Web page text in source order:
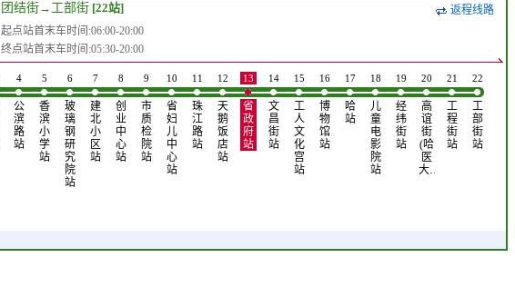
团结街→ 工部街 [22站]
返程线路
起点站首末车时间:06:00-20:00
终点站首末车时间:05:30-20:00
4
公
滨
路
站
5
香
滨
小
学
站
6
玻
璃
钢
研
究
院
站
7
建
北
小
区
站
8
创
业
中
心
站
9
市
质
检
院
站
10
省
妇
儿
中
心
站
11
珠
江
路
站
12
天
鹅
饭
店
站
13
省
政
府
站
14
文
昌
街
站
15
工
人
文
化
宫
站
16
博
物
馆
站
17
哈
站
18
儿
童
电
影
院
站
19
经
纬
街
站
20
高
谊
街
(哈
医
大…
21
工
程
街
站
22
工
部
街
站